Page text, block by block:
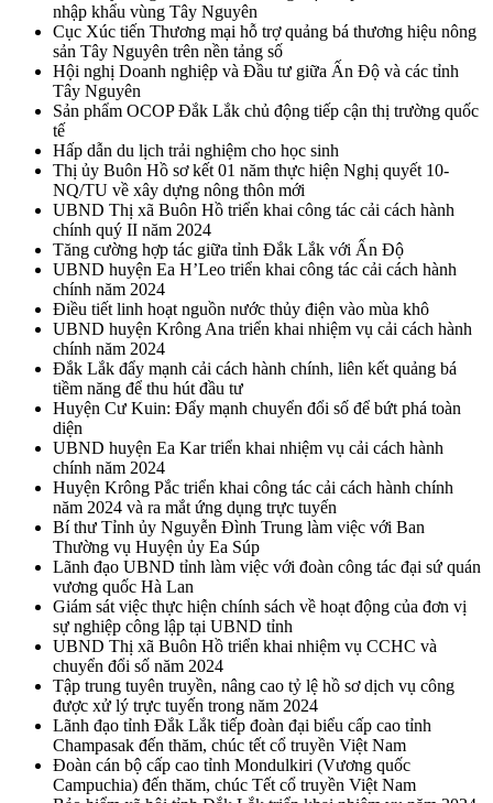
nhập khẩu vùng Tây Nguyên
Cục Xúc tiến Thương mại hỗ trợ quảng bá thương hiệu nông
sản Tây Nguyên trên nền tảng số
Hội nghị Doanh nghiệp và Đầu tư giữa Ấn Độ và các tỉnh
Tây Nguyên
Sản phẩm OCOP Đắk Lắk chủ động tiếp cận thị trường quốc
tế
Hấp dẫn du lịch trải nghiệm cho học sinh
Thị ủy Buôn Hồ sơ kết 01 năm thực hiện Nghị quyết 10-
NQ/TU về xây dựng nông thôn mới
UBND Thị xã Buôn Hồ triển khai công tác cải cách hành
chính quý II năm 2024
Tăng cường hợp tác giữa tỉnh Đắk Lắk với Ấn Độ
UBND huyện Ea H’Leo triển khai công tác cải cách hành
chính năm 2024
Điều tiết linh hoạt nguồn nước thủy điện vào mùa khô
UBND huyện Krông Ana triển khai nhiệm vụ cải cách hành
chính năm 2024
Đắk Lắk đẩy mạnh cải cách hành chính, liên kết quảng bá
tiềm năng để thu hút đầu tư
Huyện Cư Kuin: Đẩy mạnh chuyển đổi số để bứt phá toàn
diện
UBND huyện Ea Kar triển khai nhiệm vụ cải cách hành
chính năm 2024
Huyện Krông Pắc triển khai công tác cải cách hành chính
năm 2024 và ra mắt ứng dụng trực tuyến
Bí thư Tỉnh ủy Nguyễn Đình Trung làm việc với Ban
Thường vụ Huyện ủy Ea Súp
Lãnh đạo UBND tỉnh làm việc với đoàn công tác đại sứ quán
vương quốc Hà Lan
Giám sát việc thực hiện chính sách về hoạt động của đơn vị
sự nghiệp công lập tại UBND tỉnh
UBND Thị xã Buôn Hồ triển khai nhiệm vụ CCHC và
chuyển đổi số năm 2024
Tập trung tuyên truyền, nâng cao tỷ lệ hồ sơ dịch vụ công
được xử lý trực tuyến trong năm 2024
Lãnh đạo tỉnh Đắk Lắk tiếp đoàn đại biểu cấp cao tỉnh
Champasak đến thăm, chúc tết cổ truyền Việt Nam
Đoàn cán bộ cấp cao tỉnh Mondulkiri (Vương quốc
Campuchia) đến thăm, chúc Tết cổ truyền Việt Nam